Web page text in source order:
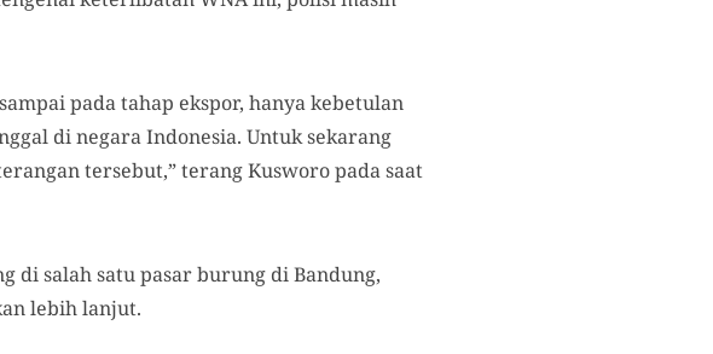
pada tahap ekspor, hanya kebetulan
di negara Indonesia. Untuk sekarang
tersebut,” terang Kusworo pada saat
di salah satu pasar burung di Bandung,
lebih lanjut.